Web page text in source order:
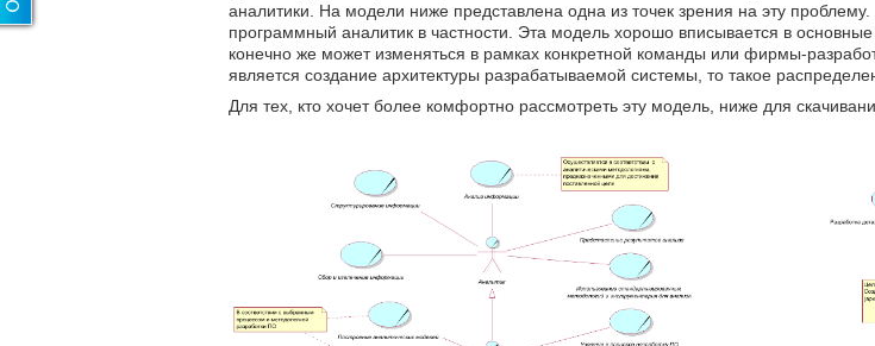
аналитики. На модели ниже представлена одна из точек зрения на эту
программный аналитик в частности. Эта модель хорошо вписывается в
конечно же может изменяться в рамках конкретной команды или фирмы-
является создание архитектуры разрабатываемой системы, то такое
Для тех, кто хочет более комфортно рассмотреть эту модель, ниже для